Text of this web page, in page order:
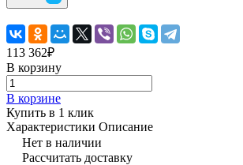
113 362₽
В корзину
В корзине
Купить в 1 клик
Характеристики Описание
Нет в наличии
Рассчитать доставку